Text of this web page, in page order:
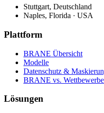
Stuttgart, Deutschland
Naples, Florida · USA
Plattform
BRANE Übersicht
Modelle
Datenschutz &
BRANE vs.
Lösungen